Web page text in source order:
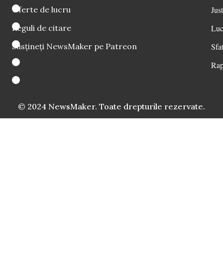
Oferte de lucru
Reguli de citare
Susțineți NewsMaker pe Patreon
© 2024 NewsMaker. Toate drepturile rezervate.